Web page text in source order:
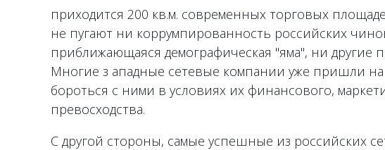
приходится 200 кв.м. современных торговых
не пугают ни коррумпированность российских
приближающаяся демографическая "яма", ни
Многие з ападные сетевые компании уже пришли
бороться с ними в условиях их финансового,
превосходства.
С другой стороны, самые успешные из российских